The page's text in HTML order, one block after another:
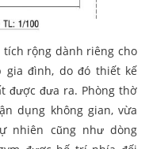
rộng dành riêng cho
gia đình, do đó thiết kế
được đưa ra. Phòng thờ
dụng không gian, vừa
nhiên cũng như dòng